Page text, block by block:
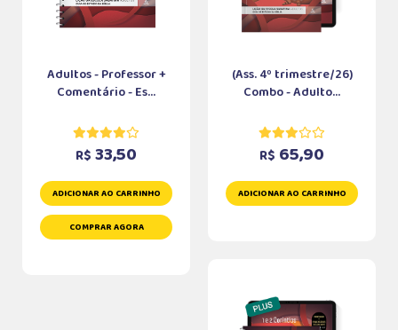
Adultos - Professor +
Comentário - Es...
R$ 33,50
ADICIONAR AO CARRINHO
COMPRAR AGORA
(Ass. 4º trimestre/26)
Combo - Adulto...
R$ 65,90
ADICIONAR AO CARRINHO